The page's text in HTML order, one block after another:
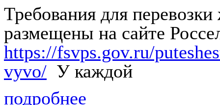
Требования для
размещены на сайте
https://fsvps.gov.ru/
vyvo/ У каждой
подробнее